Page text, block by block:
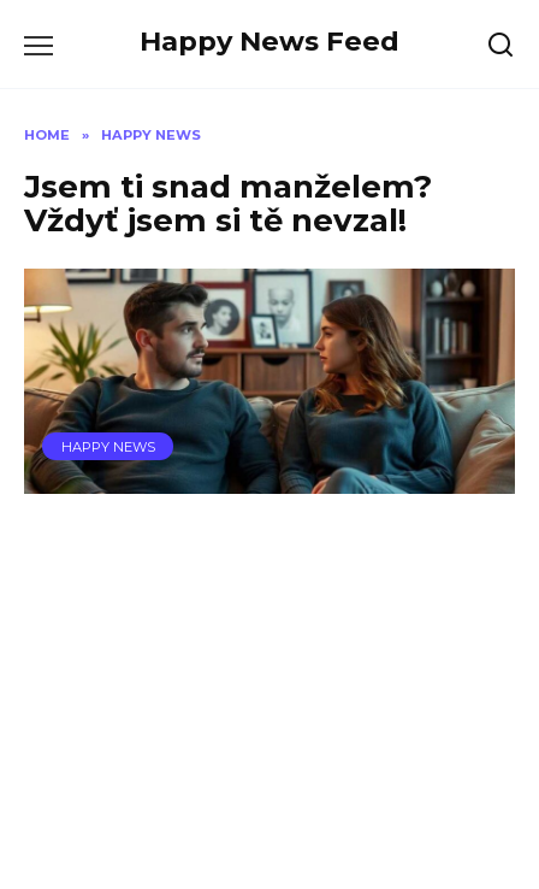
Happy News Feed
HOME » HAPPY NEWS
Jsem ti snad manželem?
Vždyť jsem si tě nevzal!
HAPPY NEWS